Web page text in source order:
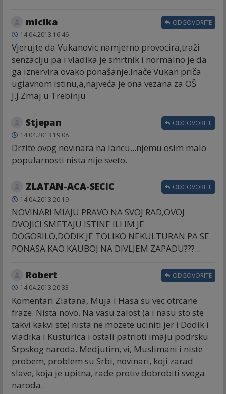
micika
14.04.2013 16:46
Vjerujte da Vukanovic namjerno provocira,traži
senzaciju pa i vladika je smrtnik i normalno je da
ga iznervira ovako ponašanje.Inače Vukan priča
uglavnom istinu,a,najveća je ona vezana za OŠ
J.J.Zmaj u Trebinju
ODGOVORITE
Stjepan
14.04.2013 19:08
Drzite ovog novinara na lancu...njemu osim malo
popularnosti nista nije sveto.
ODGOVORITE
ZLATAN-ACA-SECIC
14.04.2013 20:19
NOVINARI MIAJU PRAVO NA SVOJ RAD,OVOJ
DVOJICI SMETAJU ISTINE ILI IM JE
DOGORILO,DODIK JE TOLIKO NEKULTURAN PA SE
PONASA KAO KAUBOJ NA DIVLJEM ZAPADU???...
ODGOVORITE
Robert
14.04.2013 20:33
Komentari Zlatana, Muja i Hasa su vec otrcane
fraze. Nista novo. Na vasu zalost (a i nasu sto ste
takvi kakvi ste) nista ne mozete uciniti jer i Dodik i
vladika i Kusturica i ostali patrioti imaju podrsku
Srpskog naroda. Medjutim, vi, Muslimani i niste
probem, problem su Srbi, novinari, koji zarad
slave, koja je upitna, rade protiv dobrobiti svoga
naroda.
ODGOVORITE